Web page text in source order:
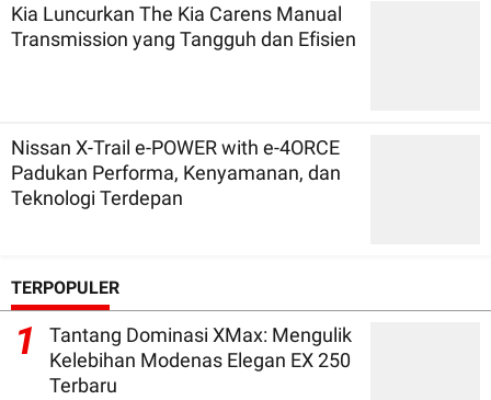
Kia Luncurkan The Kia Carens Manual
Transmission yang Tangguh dan Efisien
Nissan X-Trail e-POWER with e-4ORCE
Padukan Performa, Kenyamanan, dan
Teknologi Terdepan
TERPOPULER
1
Tantang Dominasi XMax: Mengulik
Kelebihan Modenas Elegan EX 250
Terbaru